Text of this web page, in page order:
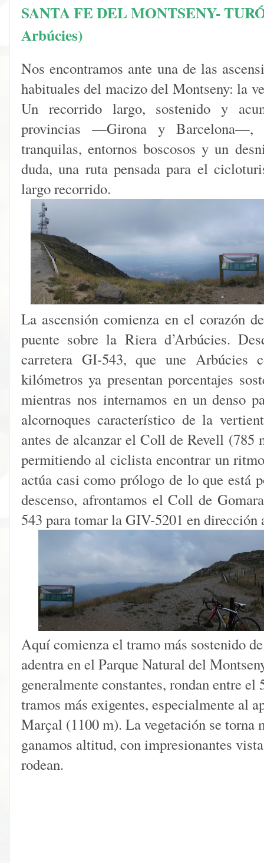
SANTA FE DEL MONTSENY-
Arbúcies)
Nos encontramos ante una de las
habituales del macizo del Montseny: la
Un recorrido largo, sostenido y
provincias —Girona y Barcelona—,
tranquilas, entornos boscosos y un
duda, una ruta pensada para el
largo recorrido.
La ascensión comienza en el corazón
puente sobre la Riera d’Arbúcies.
carretera GI-543, que une Arbúcies
kilómetros ya presentan porcentajes
mientras nos internamos en un denso
alcornoques característico de la
antes de alcanzar el Coll de Revell (785
permitiendo al ciclista encontrar un
actúa casi como prólogo de lo que está
descenso, afrontamos el Coll de
543 para tomar la GIV-5201 en dirección
Aquí comienza el tramo más sostenido
adentra en el Parque Natural del
generalmente constantes, rondan entre
tramos más exigentes, especialmente al
Marçal (1100 m). La vegetación se torna
ganamos altitud, con impresionantes
rodean.